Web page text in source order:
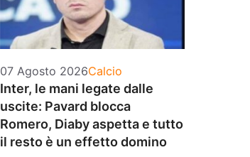
07 Agosto 2026Categorie
Calcio
Inter, le mani legate dalle
uscite: Pavard blocca
Romero, Diaby aspetta e tutto
il resto è un effetto domino